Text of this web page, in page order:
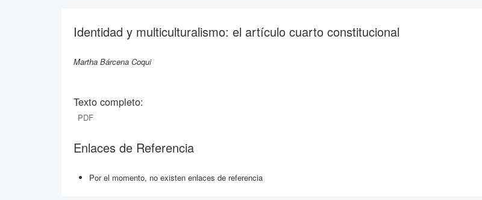
Identidad y multiculturalismo: el artículo cuarto constitucional
Martha Bárcena Coqui
Texto completo:
PDF
Enlaces de Referencia
Por el momento, no existen enlaces de referencia